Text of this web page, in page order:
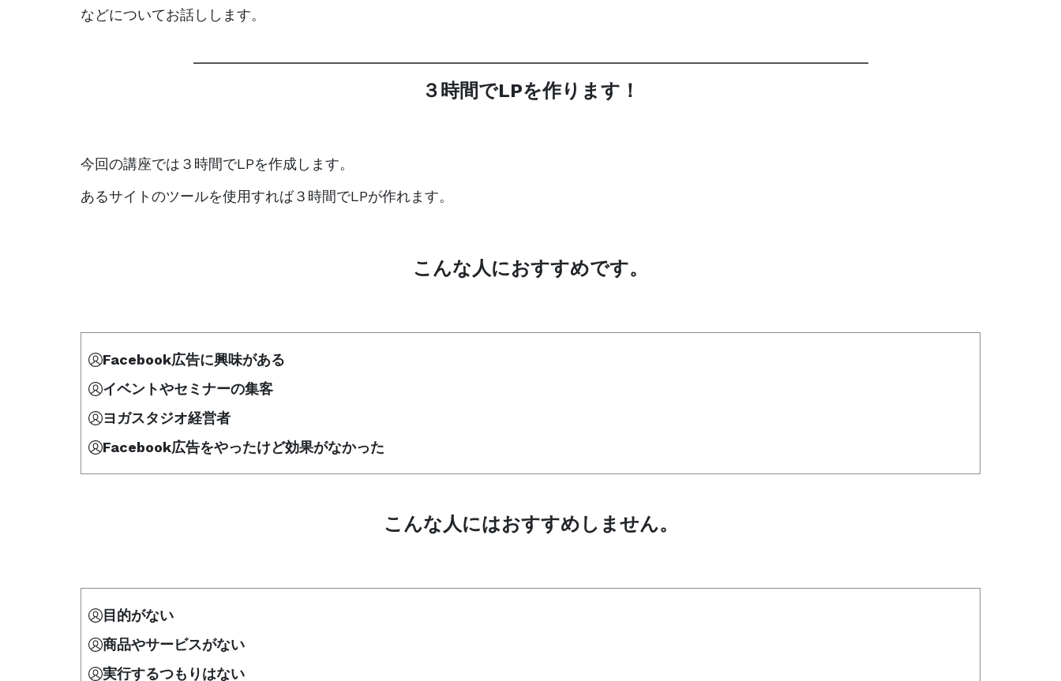
などについてお話しします。
３時間でLPを作ります！
今回の講座では３時間でLPを作成します。
あるサイトのツールを使用すれば３時間でLPが作れます。
こんな人におすすめです。
Facebook広告に興味がある
イベントやセミナーの集客
ヨガスタジオ経営者
Facebook広告をやったけど効果がなかった
こんな人にはおすすめしません。
目的がない
商品やサービスがない
実行するつもりはない